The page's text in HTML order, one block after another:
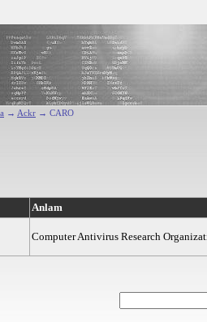
→ Ackr → CARO
Anlam
Computer Antivirus Research